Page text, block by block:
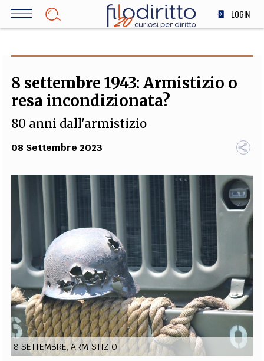
Salta
LOGIN
SOCIETÀ
MEDICINA
STORIA E FILOSOFIA
TEAM
FILODIRITTO REDAZIONE COMITATO SCIENTIFICO AUTORI
CURATORI
FOTOGRAFI PARTNER COLLABORA CON NOI
EXTRA
CODICI RUBRICHE LIBRI PROCEEDINGS PUBBLICITÀ CONTATTI
SOCIAL MEDIA
8 settembre 1943: Armistizio o
resa incondizionata?
80 anni dall'armistizio
08 Settembre 2023
8 SETTEMBRE, ARMISTIZIO